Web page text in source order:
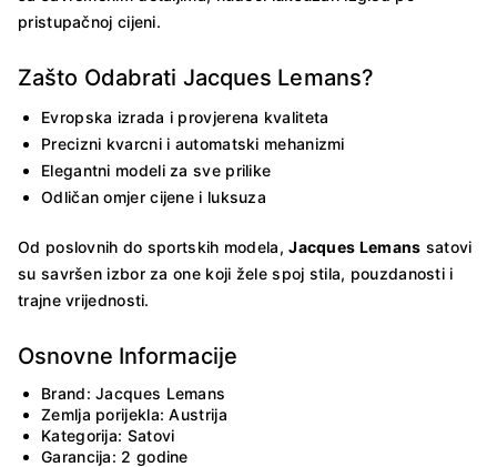
pristupačnoj cijeni.
Zašto Odabrati Jacques Lemans?
Evropska izrada i provjerena kvaliteta
Precizni kvarcni i automatski mehanizmi
Elegantni modeli za sve prilike
Odličan omjer cijene i luksuza
Od poslovnih do sportskih modela,Jacques Lemans satovi
su savršen izbor za one koji žele spoj stila, pouzdanosti i
trajne vrijednosti.
Osnovne Informacije
Brand: Jacques Lemans
Zemlja porijekla: Austrija
Kategorija: Satovi
Garancija: 2 godine